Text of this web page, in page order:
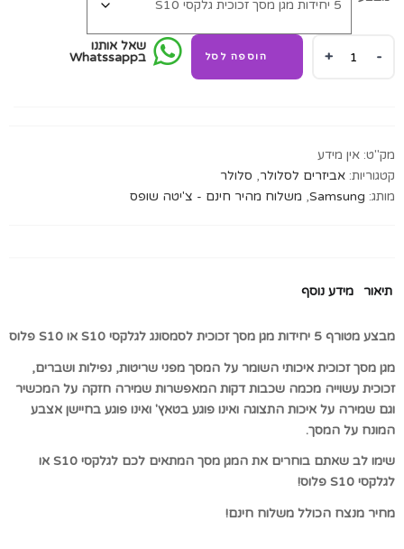
לגלקסי
S10
או
הוספה לסל
שאל אותנו
בWhatssapp
מק"ט: אין מידע
קטגוריות: אביזרים לסלולר, סלולר
מותג: Samsung
, משלוח מהיר חינם - צ'יטה שופס
תיאור מידע נוסף
מבצע מטורף 5 יחידות מגן מסך זכוכית לסמסונג לגלקסי S10 או S10 פלוס
מגן מסך זכוכית איכותי השומר על המסך מפני שריטות, נפילות ושברים,
זכוכית עשוייה מכמה שכבות דקות המאפשרות שמירה חזקה על המכשיר
וגם שמירה על איכות התצוגה ואינו פוגע בטאץ' ואינו פוגע בחיישן אצבע
המונח על המסך.
שימו לב שאתם בוחרים את המגן מסך המתאים לכם לגלקסי S10 או
לגלקסי S10 פלוס!
מחיר מנצח הכולל משלוח חינם!